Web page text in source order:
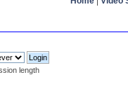
length